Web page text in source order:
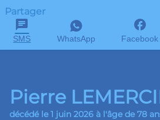
Partager
SMS WhatsApp Facebook
Pierre
décédé le 1 juin 2026 à l'âge de 78